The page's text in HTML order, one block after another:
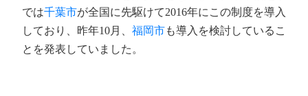
では千葉市が全国に先駆けて2016年にこの制度を導入
しており、昨年10月、 福岡市も導入を検討しているこ
とを発表していました。